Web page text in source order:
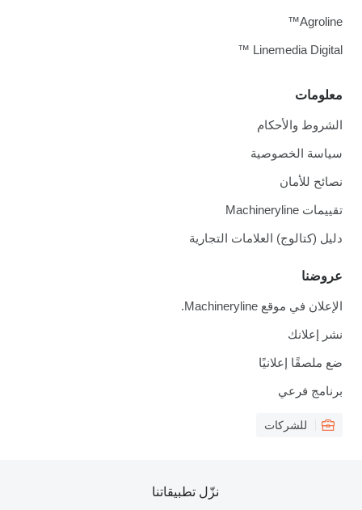
معلومات
الشروط والأحكام
سياسة الخصوصية
نصائح للأمان
تقييمات Machineryline
دليل (كتالوج) العلامات التجارية
عروضنا
الإعلان في موقع Machineryline.
نشر إعلانك
ضع ملصقًا إعلانيًا
برنامج فرعي
للشركات
Agroline™
Linemedia Digital ™
نزّل تطبيقاتنا